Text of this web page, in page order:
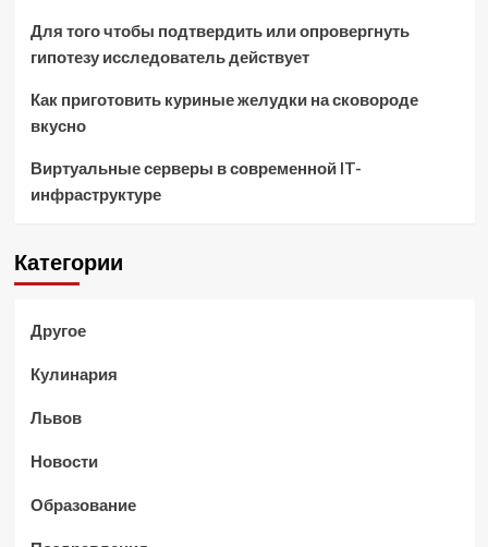
Для того чтобы подтвердить или опровергнуть
гипотезу исследователь действует
Как приготовить куриные желудки на сковороде
вкусно
Виртуальные серверы в современной IT-
инфраструктуре
Категории
Другое
Кулинария
Львов
Новости
Образование